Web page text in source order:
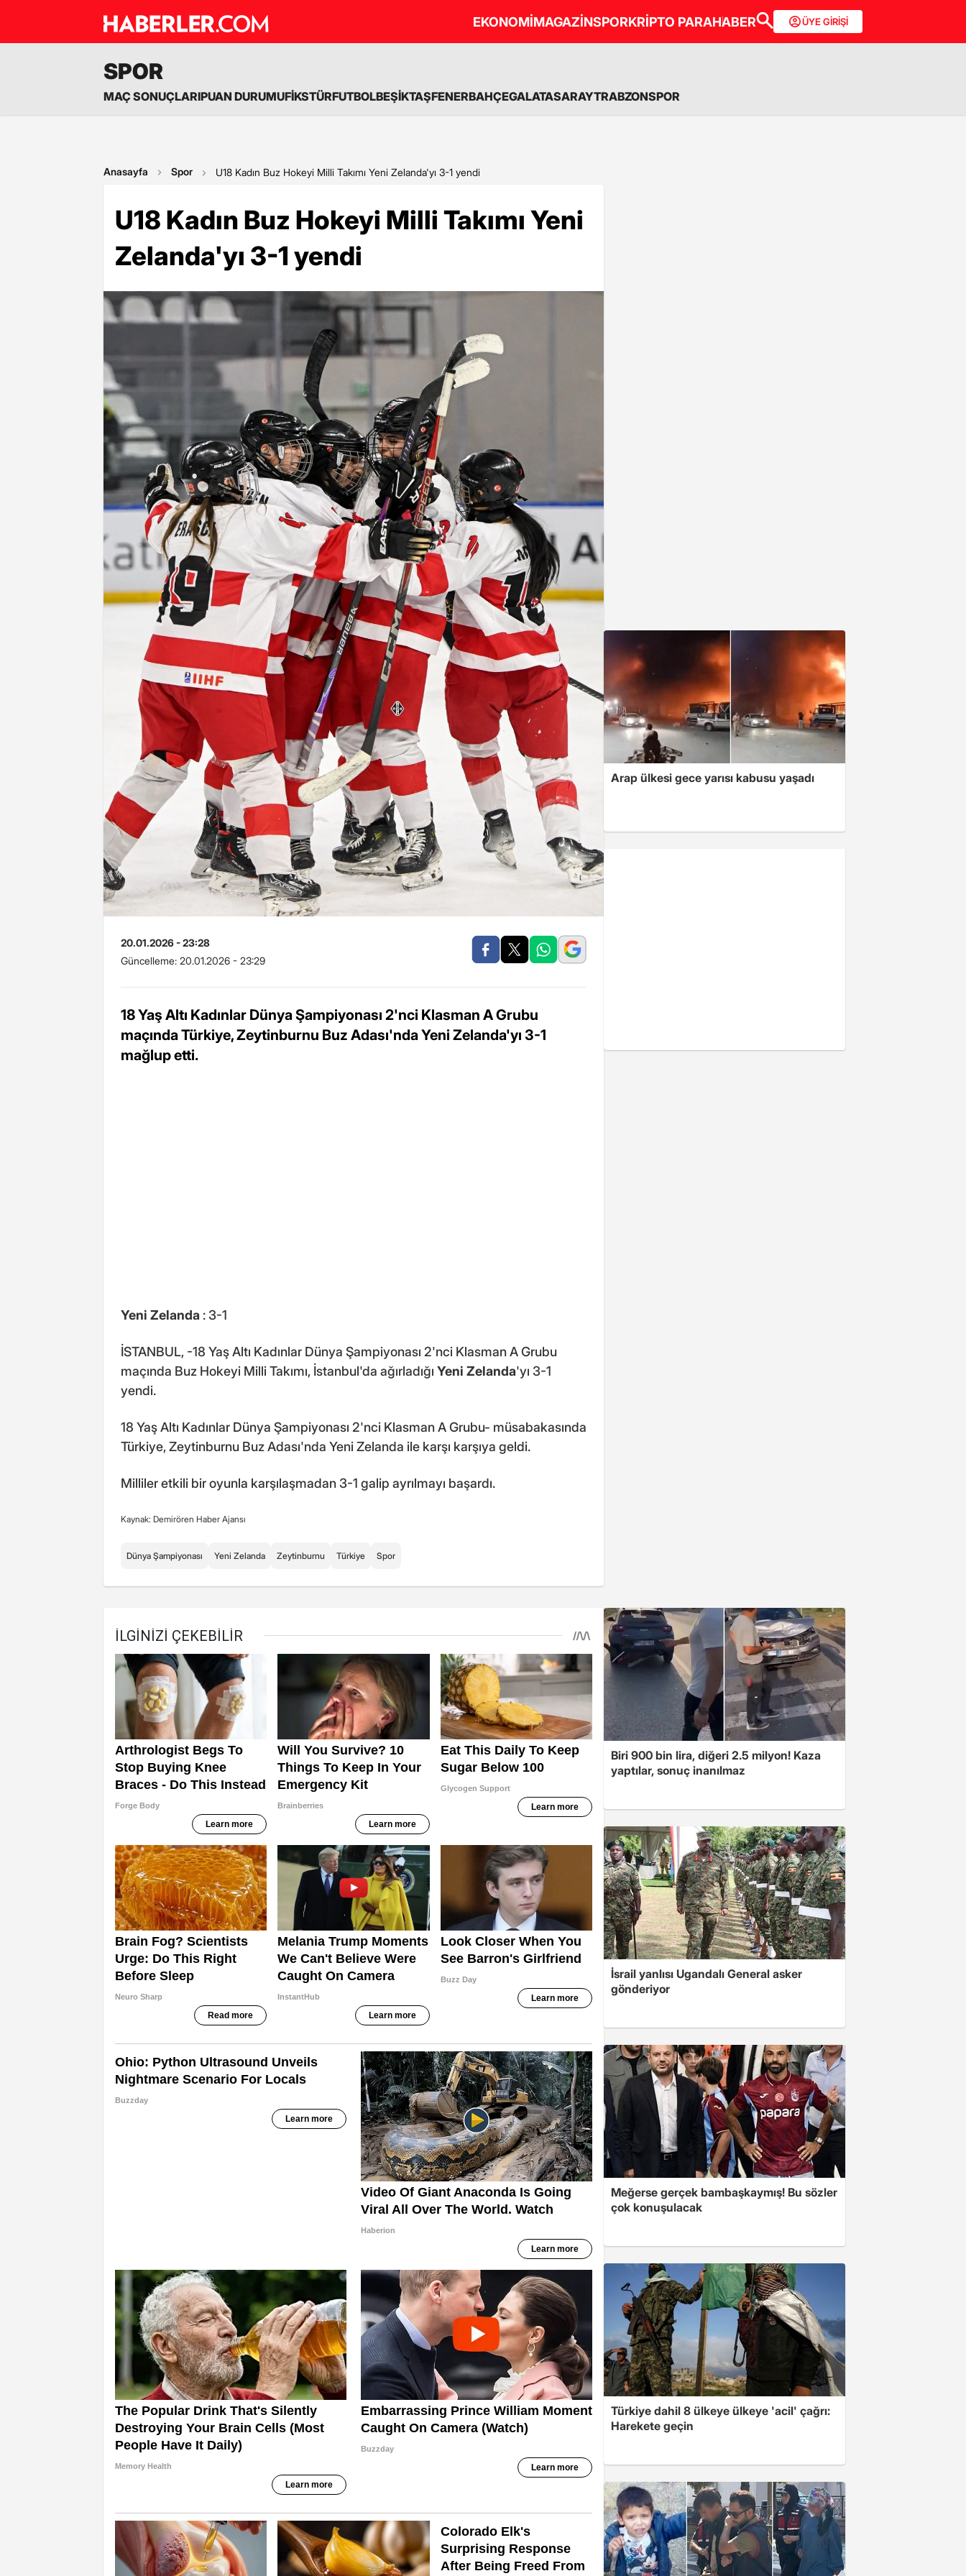
EKONOMİMAGAZİNSPORKRİPTO PARAHABER ÜYE GİRİŞİ
SPOR
MAÇ SONUÇLARIPUAN DURUMUFİKSTÜRFUTBOLBEŞİKTAŞFENERBAHÇEGALATASARAYTRABZONSPOR
Anasayfa Spor U18 Kadın Buz Hokeyi Milli Takımı Yeni Zelanda'yı 3-1 yendi
U18 Kadın Buz Hokeyi Milli Takımı Yeni
Zelanda'yı 3-1 yendi
20.01.2026 - 23:28
Güncelleme: 20.01.2026 - 23:29
18 Yaş Altı Kadınlar Dünya Şampiyonası 2'nci Klasman A Grubu
maçında Türkiye, Zeytinburnu Buz Adası'nda Yeni Zelanda'yı 3-1
mağlup etti.
Yeni Zelanda : 3-1
İSTANBUL, -18 Yaş Altı Kadınlar Dünya Şampiyonası 2'nci Klasman A Grubu
maçında Buz Hokeyi Milli Takımı, İstanbul'da ağırladığı Yeni Zelanda'yı 3-1
yendi.
18 Yaş Altı Kadınlar Dünya Şampiyonası 2'nci Klasman A Grubu- müsabakasında
Türkiye, Zeytinburnu Buz Adası'nda Yeni Zelanda ile karşı karşıya geldi.
Milliler etkili bir oyunla karşılaşmadan 3-1 galip ayrılmayı başardı.
Kaynak: Demirören Haber Ajansı
Dünya Şampiyonası Yeni Zelanda Zeytinburnu Türkiye Spor
Arap ülkesi gece yarısı kabusu yaşadı
Biri 900 bin lira, diğeri 2.5 milyon! Kaza
yaptılar, sonuç inanılmaz
İsrail yanlısı Ugandalı General asker
gönderiyor
Meğerse gerçek bambaşkaymış! Bu sözler
çok konuşulacak
Türkiye dahil 8 ülkeye ülkeye 'acil' çağrı:
Harekete geçin